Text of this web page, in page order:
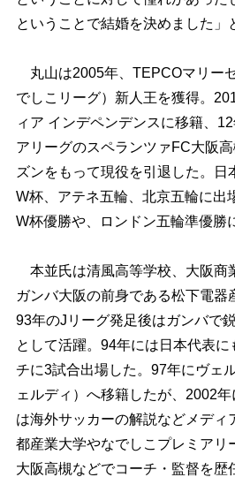
ということで結婚を決めました」
丸山は2005年、TEPCOマリー
でしこリーグ）新人王を獲得。
ィア インデペンデンスに移籍、
アリーグのスペランツァFC大阪
ズンをもって現役を引退した。日
W杯、アテネ五輪、北京五輪に出
W杯優勝や、ロンドン五輪準優勝
本並氏は清風高等学校、大阪商
ガンバ大阪の前身である松下電器
93年のJリーグ発足後はガンバで
として活躍。94年には日本代表に
チに3試合出場した。97年にヴェ
ェルディ）へ移籍したが、2002
は海外サッカーの解説などメディ
都産業大学やなでしこプレミアリ
大阪高槻などでコーチ・監督を歴